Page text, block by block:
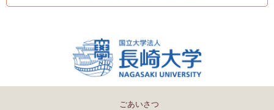
ごあいさつ